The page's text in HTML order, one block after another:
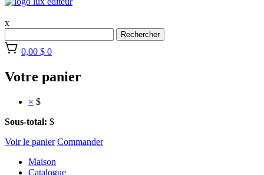
x
Rechercher
0,00 $ 0
Votre panier
× $
Sous-total: $
Voir le panier Commander
Maison
Catalogue